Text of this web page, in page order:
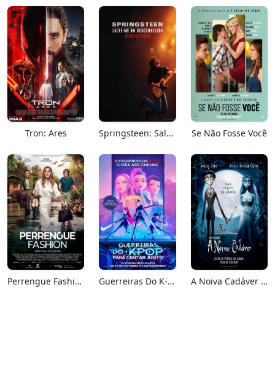
Tron: Ares Springsteen: Salve-me Do Desconhecido Se Não Fosse Você
Perrengue Fashion Guerreiras Do K-Pop: Para Cantar Junto A Noiva Cadáver (Relançamento)